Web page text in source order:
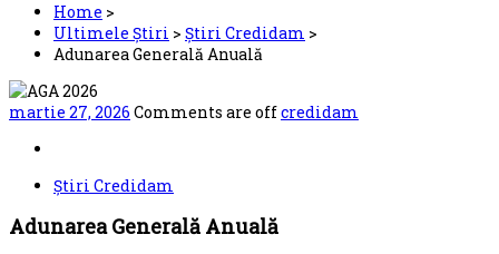
Home >
Ultimele Știri > Știri Credidam >
Adunarea Generală Anuală
martie 27, 2026 Comments are offcredidam
Știri Credidam
Adunarea Generală Anuală